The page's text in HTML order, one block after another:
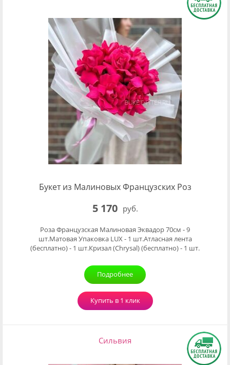
Букет из Малиновых Французских Роз
5 170 руб.
Роза Французская Малиновая Эквадор 70см - 9
шт.Матовая Упаковка LUX - 1 шт.Атласная лента
(бесплатно) - 1 шт.Кризал (Chrysal) (бесплатно) - 1 шт.
Подробнее
Купить в 1 клик
Сильвия